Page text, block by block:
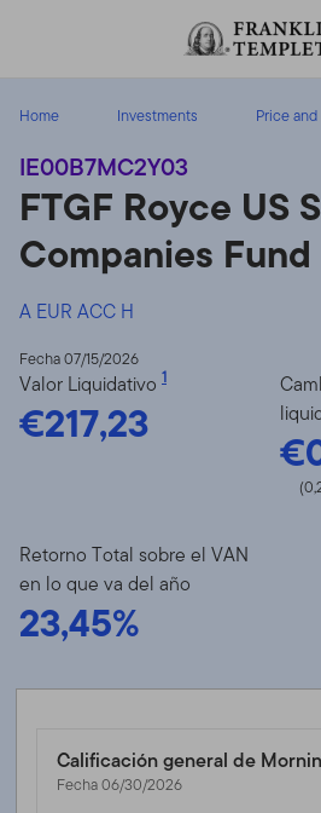
Home Investments Price
IE00B7MC2Y03
FTGF Royce US
Companies Fund
A EUR ACC H
Fecha 07/15/2026
Valor Liquidativo 1
€217,23
Retorno Total sobre el VAN
en lo que va del año
23,45%
Calificación general de
Fecha 06/30/2026